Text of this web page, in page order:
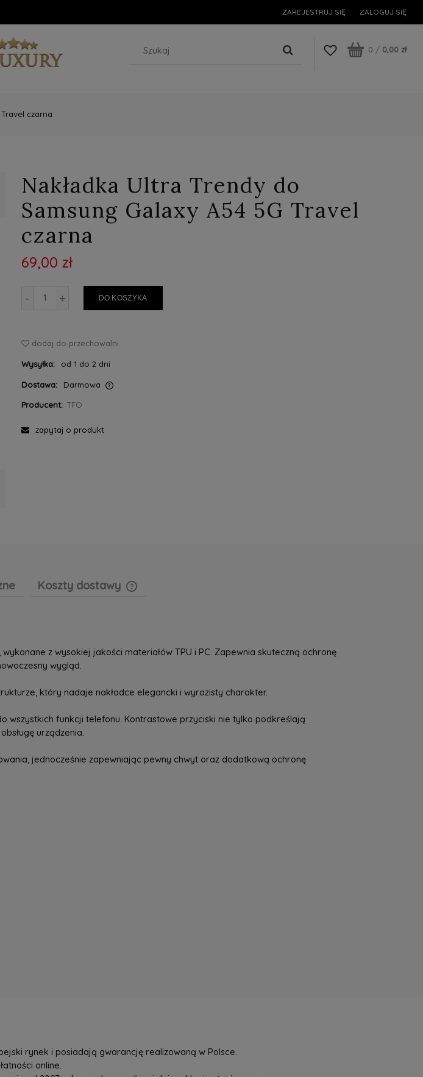
ZAREJESTRUJ SIĘ ZALOGUJ SIĘ
0 / 0,00 zł
czarna
Nakładka Ultra Trendy do
Samsung Galaxy A54 5G Travel
czarna
69,00 zł
- + DO KOSZYKA
dodaj do przechowalni
Wysyłka: od 1 do 2 dni
Dostawa: Darmowa
Producent: TFO
zapytaj o produkt
Koszty dostawy
z wysokiej jakości materiałów TPU i PC. Zapewnia skuteczną ochronę
wygląd.
który nadaje nakładce elegancki i wyrazisty charakter.
wszystkich funkcji telefonu. Kontrastowe przyciski nie tylko podkreślają
urządzenia.
jednocześnie zapewniając pewny chwyt oraz dodatkową ochronę
rynek i posiadają gwarancję realizowaną w Polsce.
online.